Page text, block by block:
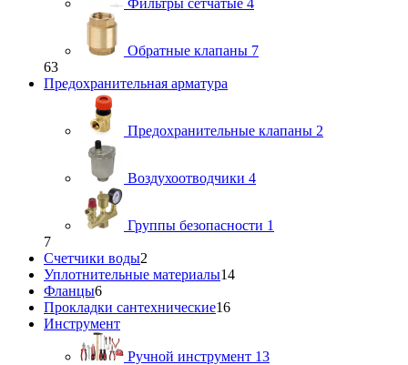
Фильтры сетчатые 4
Обратные клапаны 7
63
Предохранительная арматура
Предохранительные клапаны 2
Воздухоотводчики 4
Группы безопасности 1
7
Счетчики воды2
Уплотнительные материалы14
Фланцы6
Прокладки сантехнические16
Инструмент
Ручной инструмент 13